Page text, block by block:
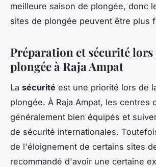
meilleure saison de plongée, donc
sites de plongée peuvent être plus
Préparation et sécurité lors
plongée à Raja Ampat
La sécurité est une priorité lors de
plongée. À Raja Ampat, les centres
généralement bien équipés et
de sécurité internationales.
de l'éloignement de certains sites
recommandé d'avoir une certaine